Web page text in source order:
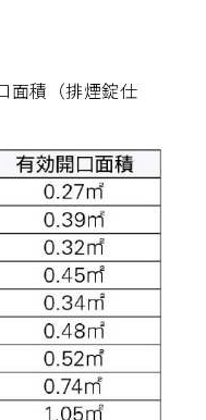
面積（排煙錠仕